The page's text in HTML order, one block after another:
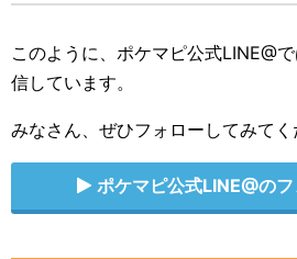
このように、ポケマピ公式LINE@
信しています。
みなさん、ぜひフォローしてみてく
ポケマピ公式LINE@の